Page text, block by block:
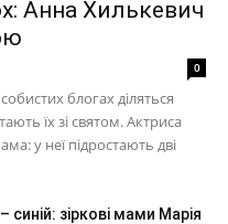
Анна Хилькевич
0
блогах діляться
їх зі святом. Актриса
у неї підростають дві
синій: зіркові мами Марія